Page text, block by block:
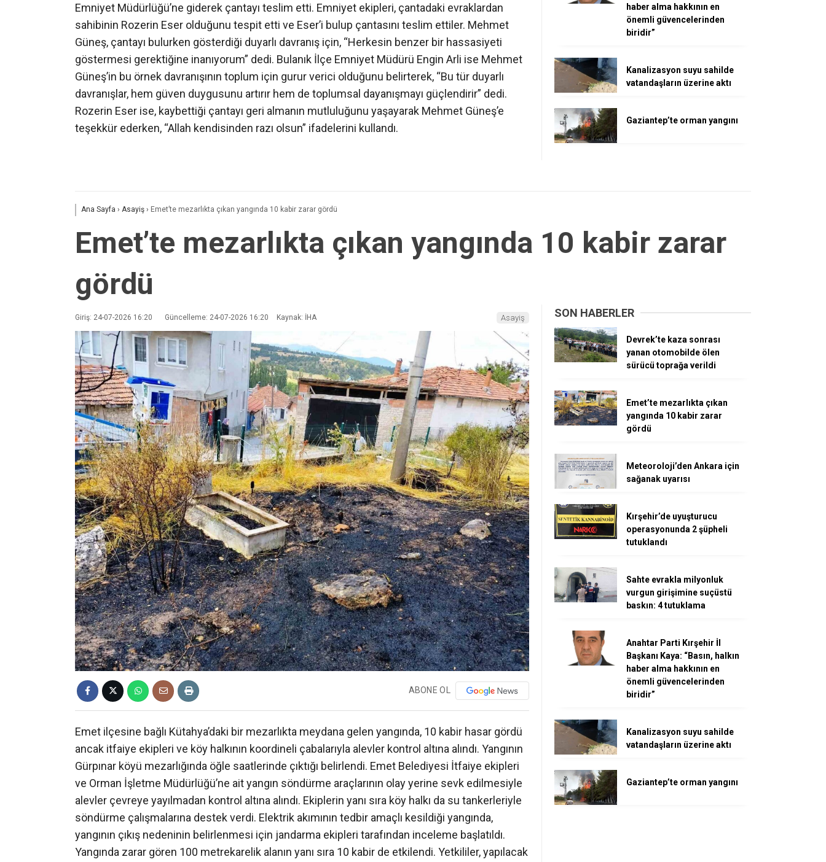
Emniyet Müdürlüğü’ne giderek çantayı teslim etti. Emniyet ekipleri, çantadaki evraklardan
sahibinin Rozerin Eser olduğunu tespit etti ve Eser’i bulup çantasını teslim ettiler. Mehmet
Güneş, çantayı bulurken gösterdiği duyarlı davranış için, “Herkesin benzer bir hassasiyeti
göstermesi gerektiğine inanıyorum” dedi. Bulanık İlçe Emniyet Müdürü Engin Arli ise Mehmet
Güneş’in bu örnek davranışının toplum için gurur verici olduğunu belirterek, “Bu tür duyarlı
davranışlar, hem güven duygusunu artırır hem de toplumsal dayanışmayı güçlendirir” dedi.
Rozerin Eser ise, kaybettiği çantayı geri almanın mutluluğunu yaşayarak Mehmet Güneş’e
teşekkür ederken, “Allah kendisinden razı olsun” ifadelerini kullandı.
haber alma hakkının en
önemli güvencelerinden
biridir”
Kanalizasyon suyu sahilde
vatandaşların üzerine aktı
Gaziantep’te orman yangını
Ana Sayfa › Asayiş › Emet’te mezarlıkta çıkan yangında 10 kabir zarar gördü
Emet’te mezarlıkta çıkan yangında 10 kabir zarar
gördü
Giriş: 24-07-2026 16:20 Güncelleme: 24-07-2026 16:20 Kaynak: İHA Asayiş
ABONE OL
Emet ilçesine bağlı Kütahya’daki bir mezarlıkta meydana gelen yangında, 10 kabir hasar gördü
ancak itfaiye ekipleri ve köy halkının koordineli çabalarıyla alevler kontrol altına alındı. Yangının
Gürpınar köyü mezarlığında öğle saatlerinde çıktığı belirlendi. Emet Belediyesi İtfaiye ekipleri
ve Orman İşletme Müdürlüğü’ne ait yangın söndürme araçlarının olay yerine sevk edilmesiyle
alevler çevreye yayılmadan kontrol altına alındı. Ekiplerin yanı sıra köy halkı da su tankerleriyle
söndürme çalışmalarına destek verdi. Elektrik akımının tedbir amaçlı kesildiği yangında,
yangının çıkış nedeninin belirlenmesi için jandarma ekipleri tarafından inceleme başlatıldı.
Yangında zarar gören 100 metrekarelik alanın yanı sıra 10 kabir de etkilendi. Yetkililer, yapılacak
SON HABERLER
Devrek’te kaza sonrası
yanan otomobilde ölen
sürücü toprağa verildi
Emet’te mezarlıkta çıkan
yangında 10 kabir zarar
gördü
Meteoroloji’den Ankara için
sağanak uyarısı
Kırşehir’de uyuşturucu
operasyonunda 2 şüpheli
tutuklandı
Sahte evrakla milyonluk
vurgun girişimine suçüstü
baskın: 4 tutuklama
Anahtar Parti Kırşehir İl
Başkanı Kaya: “Basın, halkın
haber alma hakkının en
önemli güvencelerinden
biridir”
Kanalizasyon suyu sahilde
vatandaşların üzerine aktı
Gaziantep’te orman yangını